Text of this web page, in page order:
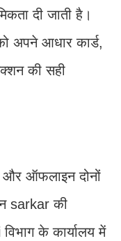
दी जाती है।
अपने आधार कार्ड,
की सही
ऑफलाइन दोनों
sarkar की
के कार्यालय में